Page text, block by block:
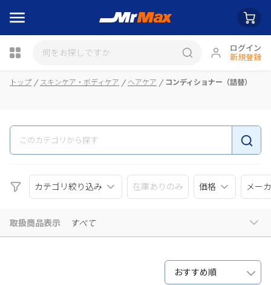
ログイン
新規登録
瓶詰
トップ スキンケア・ボディケア ヘアケア コンディショナー（詰替）
カテゴリ絞り込み 在庫ありのみ 価格 メー
取扱商品表示 すべて
おすすめ順